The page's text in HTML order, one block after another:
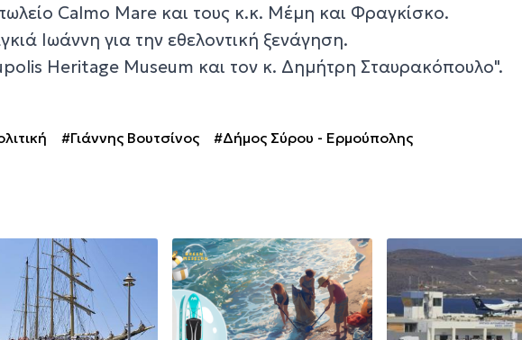
Calmo Mare και τους κ.κ. Μέμη και Φραγκίσκο.
Ιωάννη για την εθελοντική ξενάγηση.
Heritage Museum και τον κ. Δημήτρη Σταυρακόπουλο".
#Γιάννης Βουτσίνος #Δήμος Σύρου - Ερμούπολης